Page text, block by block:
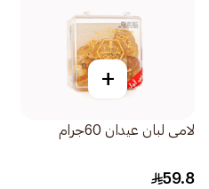
+
لامى لبان عيدان 60جرام
59.8